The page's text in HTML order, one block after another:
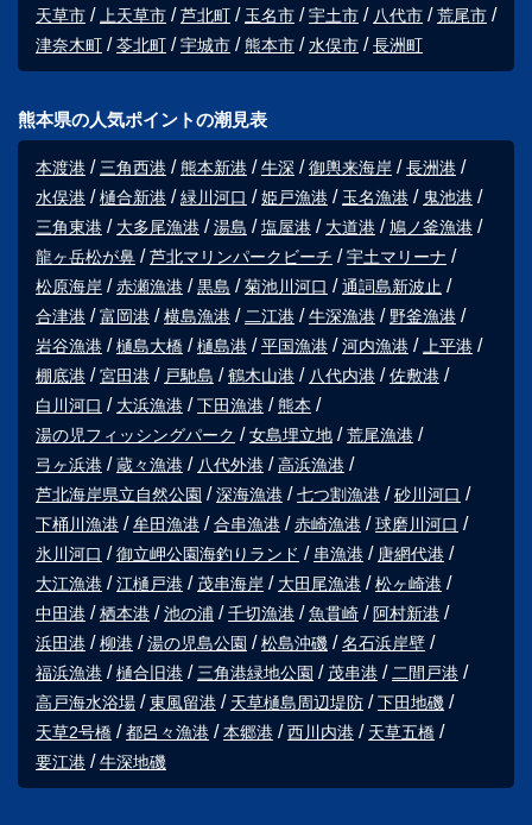
天草市 上天草市 芦北町 玉名市 宇土市 八代市
荒尾市
津奈木町
苓北町 宇城市 熊本市 水俣市 長洲町
熊本県の人気ポイントの潮見表
本渡港 三角西港 熊本新港 牛深 御輿来海岸
長洲港
水俣港
樋合新港 緑川河口 姫戸漁港 玉名漁港
鬼池港
三角東港
大多尾漁港 湯島 塩屋港 大道港
鳩ノ釜漁港
龍ヶ岳松が鼻
芦北マリンパークビーチ
宇土マリーナ
松原海岸
赤瀬漁港 黒島 菊池川河口
通詞島新波止
合津港
富岡港 横島漁港 二江港 牛深漁港
野釜漁港
岩谷漁港
樋島大橋 樋島港 平国漁港 河内漁港
上平港
棚底港
宮田港 戸馳島 鶴木山港 八代内港
佐敷港
白川河口
大浜漁港 下田漁港
熊本
湯の児フィッシングパーク
女島埋立地
荒尾漁港
弓ヶ浜港
蔵々漁港 八代外港
高浜漁港
芦北海岸県立自然公園
深海漁港 七つ割漁港
砂川河口
下桶川漁港
牟田漁港 合串漁港 赤崎漁港
球磨川河口
氷川河口
御立岬公園海釣りランド 串漁港
唐網代港
大江漁港
江樋戸港 茂串海岸 大田尾漁港
松ヶ崎港
中田港
栖本港 池の浦 千切漁港 魚貫崎
阿村新港
浜田港
柳港 湯の児島公園 松島沖磯
名石浜岸壁
福浜漁港
樋合旧港 三角港緑地公園 茂串港
二間戸港
高戸海水浴場
東風留港 天草樋島周辺堤防
下田地磯
天草2号橋
都呂々漁港 本郷港 西川内港
天草五橋
要江港
牛深地磯